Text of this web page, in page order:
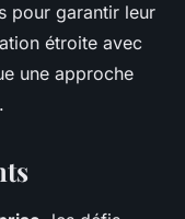
pour garantir leur
étroite avec
une approche
.